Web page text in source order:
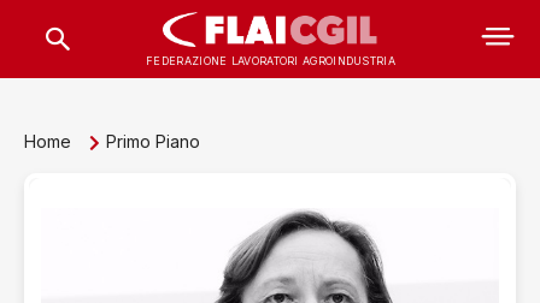
FEDERAZIONE LAVORATORI AGROINDUSTRIA
Home Primo Piano